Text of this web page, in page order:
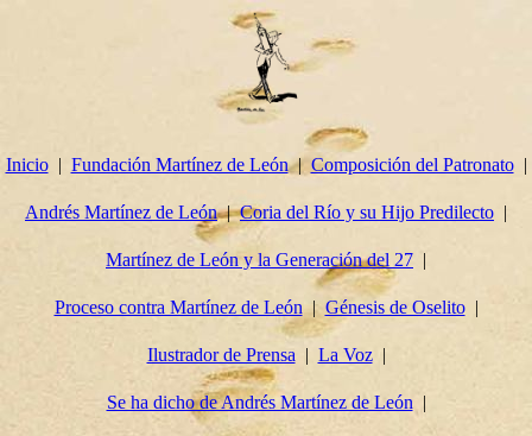
Inicio Fundación Martínez de León Composición del Patronato
Andrés Martínez de León Coria del Río y su Hijo Predilecto
Martínez de León y la Generación del 27
Proceso contra Martínez de León Génesis de Oselito
Ilustrador de Prensa La Voz
Se ha dicho de Andrés Martínez de León